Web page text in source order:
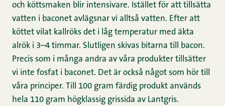
och köttsmaken blir intensivare. Istället för att tillsätta
vatten i baconet avlägsnar vi alltså vatten. Efter att
köttet vilat kallröks det i låg temperatur med äkta
alrök i 3–4 timmar. Slutligen skivas bitarna till bacon.
Precis som i många andra av våra produkter tillsätter
vi inte fosfat i baconet. Det är också något som hör till
våra principer. Till 100 gram färdig produkt används
hela 110 gram högklassig grissida av Lantgris.